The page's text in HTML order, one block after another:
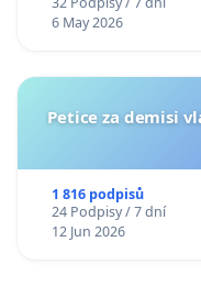
6 May 2026
Petice za demisi
1 816 podpisů
24 Podpisy / 7 dní
12 Jun 2026